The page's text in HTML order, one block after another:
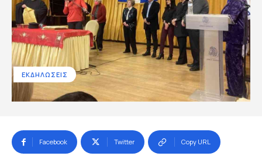
ΕΚΔΗΛΩΣΕΙΣ
Facebook Twitter Copy URL